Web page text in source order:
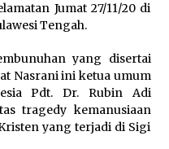
Jumat 27/11/20 di
Tengah.
yang disertai
Nasrani ini ketua umum
Pdt. Dr. Rubin Adi
tragedy kemanusiaan
yang terjadi di Sigi